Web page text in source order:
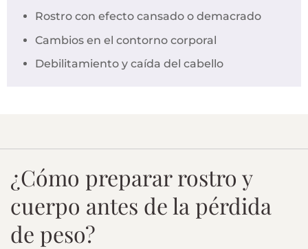
Rostro con efecto cansado o demacrado
Cambios en el contorno corporal
Debilitamiento y caída del cabello
¿Cómo preparar rostro y
cuerpo antes de la pérdida
de peso?